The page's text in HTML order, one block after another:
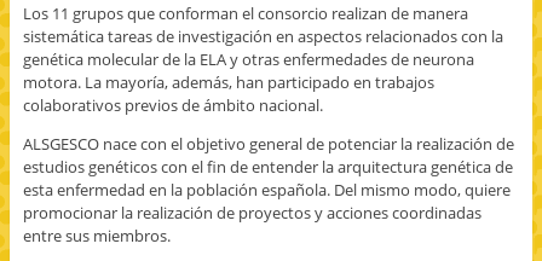
Los 11 grupos que conforman el consorcio realizan de manera
sistemática tareas de investigación en aspectos relacionados con la
genética molecular de la ELA y otras enfermedades de neurona
motora. La mayoría, además, han participado en trabajos
colaborativos previos de ámbito nacional.
ALSGESCO nace con el objetivo general de potenciar la realización de
estudios genéticos con el fin de entender la arquitectura genética de
esta enfermedad en la población española. Del mismo modo, quiere
promocionar la realización de proyectos y acciones coordinadas
entre sus miembros.